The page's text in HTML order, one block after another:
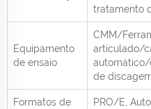
tratamento
Equipamento
de ensaio
CMM/
articulado/
de
Formatos de
PRO/E,